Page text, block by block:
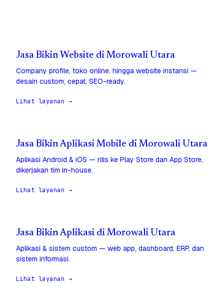
Jasa Bikin Website di Morowali Utara
Company profile, toko online, hingga website instansi —
desain custom, cepat, SEO-ready.
Lihat layanan →
Jasa Bikin Aplikasi Mobile di Morowali Utara
Aplikasi Android & iOS — rilis ke Play Store dan App Store,
dikerjakan tim in-house.
Lihat layanan →
Jasa Bikin Aplikasi di Morowali Utara
Aplikasi & sistem custom — web app, dashboard, ERP, dan
sistem informasi.
Lihat layanan →